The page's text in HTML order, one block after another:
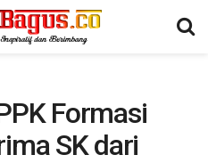
Formasi
SK dari